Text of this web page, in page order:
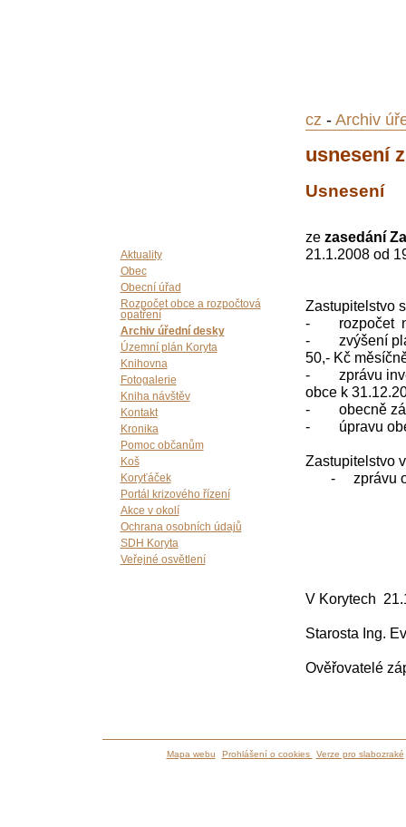
Aktuality
Obec
Obecní úřad
Rozpočet obce a rozpočtová
opatření
Archiv úřední desky
Územní plán Koryta
Knihovna
Fotogalerie
Kniha návštěv
Kontakt
Kronika
Pomoc občanům
Koš
Koryťáček
Portál krizového řízení
Akce v okolí
Ochrana osobních údajů
SDH Koryta
Veřejné osvětlení
cz - Archiv
usnesení
Usnesení
ze zasedání
21.1.2008 od
Zastupitelstvo
- rozpočet
- zvýšení
50,- Kč
- zprávu
obce k
- obecně
- úpravu
Zastupitelstvo
- zprávu o
V Korytech
Starosta
Ověřovatelé
Mapa webu Prohlášení o cookies Verze pro slabozraké